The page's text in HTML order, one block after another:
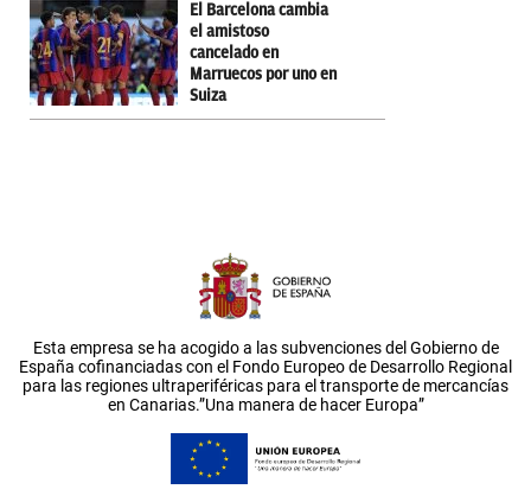
El Barcelona cambia
el amistoso
cancelado en
Marruecos por uno en
Suiza
Esta empresa se ha acogido a las subvenciones del Gobierno de
España cofinanciadas con el Fondo Europeo de Desarrollo Regional
para las regiones ultraperiféricas para el transporte de mercancías
en Canarias.”Una manera de hacer Europa”